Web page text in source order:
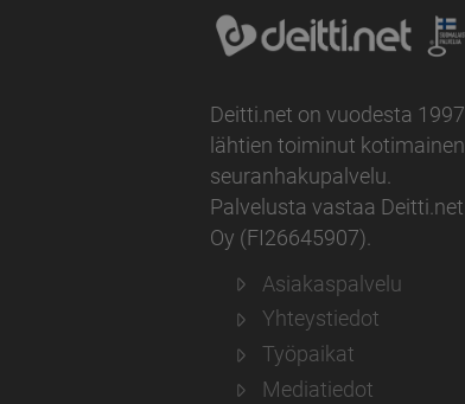
Deitti.net on vuodesta 1997
lähtien toiminut kotimainen
seuranhakupalvelu.
Palvelusta vastaa Deitti.net
Oy (FI26645907).
Asiakaspalvelu
Yhteystiedot
Työpaikat
Mediatiedot